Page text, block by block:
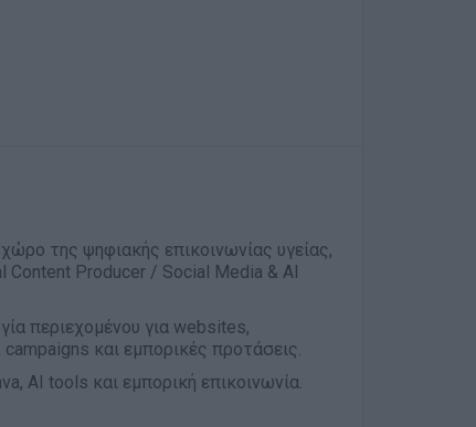
της ψηφιακής επικοινωνίας υγείας,
Content Producer / Social Media & AI
περιεχομένου για websites,
και εμπορικές προτάσεις.
AI tools και εμπορική επικοινωνία.